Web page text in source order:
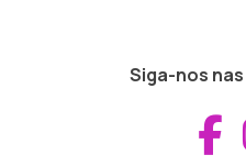
Siga-nos